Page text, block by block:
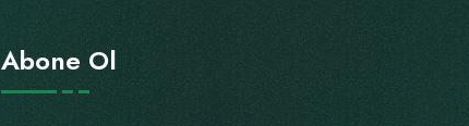
Abone Ol